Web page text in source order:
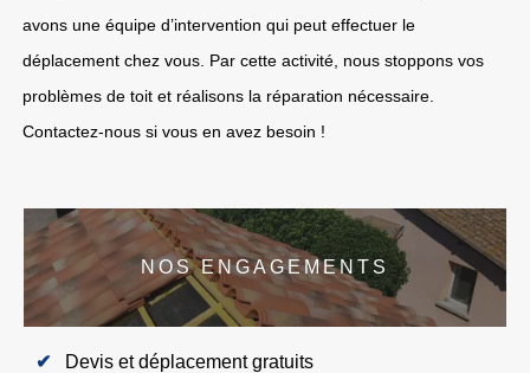
avons une équipe d’intervention qui peut effectuer le
déplacement chez vous. Par cette activité, nous stoppons vos
problèmes de toit et réalisons la réparation nécessaire.
Contactez-nous si vous en avez besoin !
NOS ENGAGEMENTS
Devis et déplacement gratuits